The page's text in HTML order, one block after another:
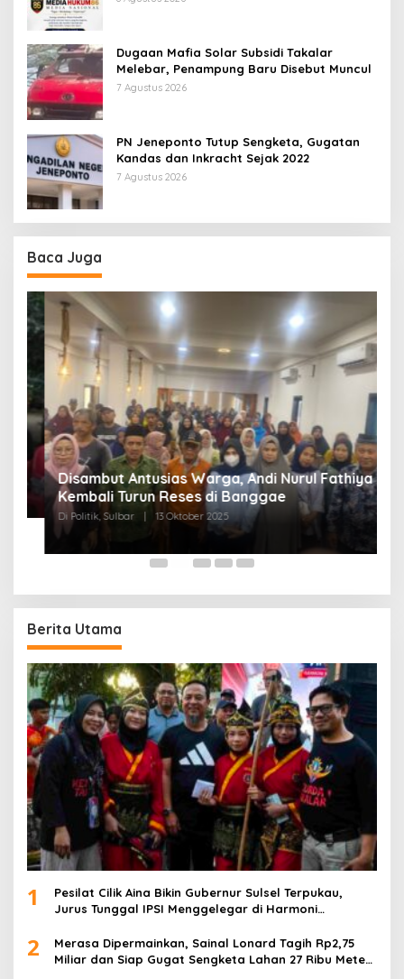
Dugaan Mafia Solar Subsidi Takalar
Melebar, Penampung Baru Disebut Muncul
7 Agustus 2026
PN Jeneponto Tutup Sengketa, Gugatan
Kandas dan Inkracht Sejak 2022
7 Agustus 2026
Baca Juga
Disambut Antusias Warga, Andi Nurul Fathiya
Kembali Turun Reses di Banggae
Di Politik, Sulbar | 13 Oktober 2025
Berita Utama
1
Pesilat Cilik Aina Bikin Gubernur Sulsel Terpukau,
Jurus Tunggal IPSI Menggelegar di Harmoni
2
Merasa Dipermainkan, Sainal Lonard Tagih Rp2,75
Miliar dan Siap Gugat Sengketa Lahan 27 Ribu Meter